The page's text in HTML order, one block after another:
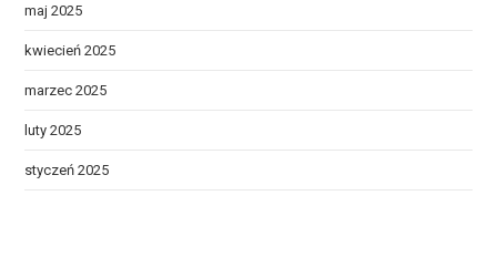
maj 2025
kwiecień 2025
marzec 2025
luty 2025
styczeń 2025